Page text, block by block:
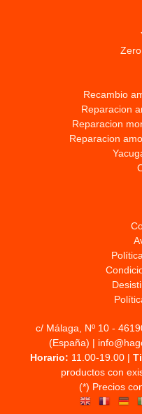
Recambio
Reparacion
Reparacion
Reparacion
c/ Málaga, Nº 10 -
(España) |
Horario: 11.00-19.00 |
productos con
(*) Precios